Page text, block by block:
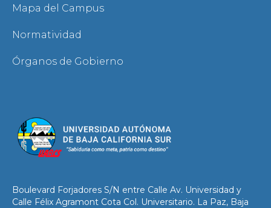
Mapa del Campus
Normatividad
Órganos de Gobierno
Boulevard Forjadores S/N entre Calle Av. Universidad y
Calle Félix Agramont Cota Col. Universitario. La Paz, Baja